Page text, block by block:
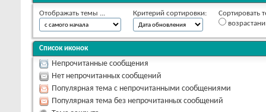
Отображать темы ... Критерий сортировки:
Сортировать
Список иконок
Непрочитанные сообщения
Нет непрочитанных сообщений
Популярная тема с непрочитанными сообщениями
Популярная тема без непрочитанных сообщений